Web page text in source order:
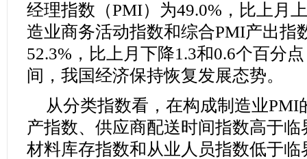
经理指数（PMI）为49.0%，比上月
造业商务活动指数和综合PMI产出指
52.3%，比上月下降1.3和0.6个百分
间，我国经济保持恢复发展态势。
从分类指数看，在构成制造业PMI
产指数、供应商配送时间指数高于
材料库存指数和从业人员指数低于临